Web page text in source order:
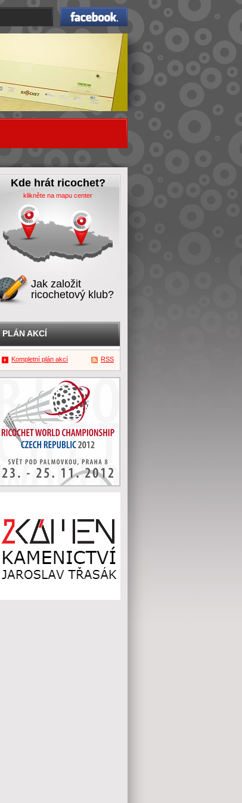
Facebook
Kde hrát ricochet?
klikněte na mapu center
Jak založit
ricochetový klub?
PLÁN AKCÍ
Kompletní plán akcí RSS